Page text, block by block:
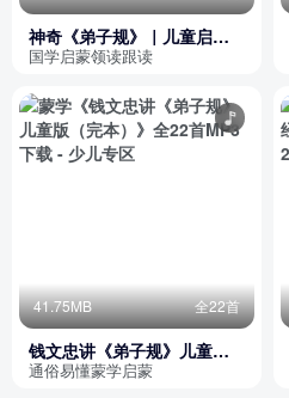
神奇《弟子规》｜儿童启蒙
必听 | 二丫
国学启蒙领读跟读
41.75MB 全22首
钱文忠讲《弟子规》儿童版
（完本）
通俗易懂蒙学启蒙